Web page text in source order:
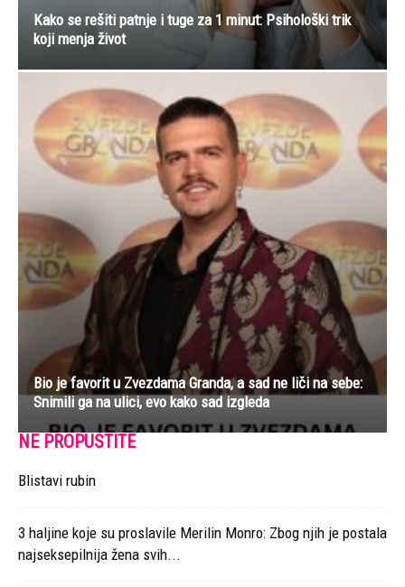
Kako se rešiti patnje i tuge za 1 minut: Psihološki trik
koji menja život
Bio je favorit u Zvezdama Granda, a sad ne liči na sebe:
Snimili ga na ulici, evo kako sad izgleda
NE PROPUSTITE
Blistavi rubin
3 haljine koje su proslavile Merilin Monro: Zbog njih je postala
najseksepilnija žena svih...